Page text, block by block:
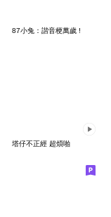
87小兔：諧音梗萬歲 !
塔仔不正經 超煩啪